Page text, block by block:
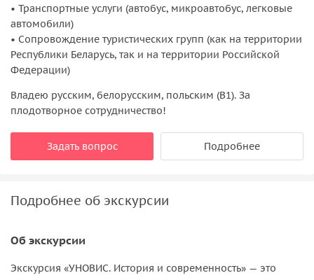
• Транспортные услуги (автобус, микроавтобус, легковые
автомобили)
• Сопровождение туристических групп (как на территории
Республики Беларусь, так и на территории Российской
Федерации)
Владею русским, белорусским, польским (B1). За
плодотворное сотрудничество!
Задать вопрос Подробнее
Подробнее об экскурсии
Об экскурсии
Экскурсия «УНОВИС. История и современность» — это